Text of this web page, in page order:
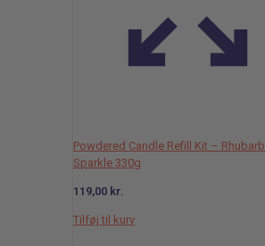
Powdered Candle Refill Kit – Rhubarb
Sparkle 330g
119,00 kr.
Tilføj til kurv